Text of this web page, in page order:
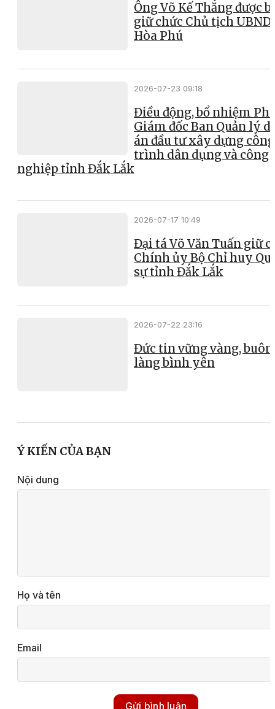
Ông Võ Kế Thắng được
giữ chức Chủ tịch UBND
Hòa Phú
2026-07-23 09:18
Điều động, bổ nhiệm
Giám đốc Ban Quản lý
án đầu tư xây dựng công
trình dân dụng và công
nghiệp tỉnh Đắk Lắk
2026-07-17 10:49
Đại tá Võ Văn Tuấn giữ
Chính ủy Bộ Chỉ huy
sự tỉnh Đắk Lắk
2026-07-22 23:16
Đức tin vững vàng, buôn
làng bình yên
Ý KIẾN CỦA BẠN
Nội dung
Họ và tên
Email
Gửi bình luận